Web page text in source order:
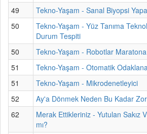
49
Tekno-Yaşam - Sanal Biyopsi
50
Tekno-Yaşam - Yüz Tanıma
Durum Tespiti
50
Tekno-Yaşam - Robotlar Maratona
51
Tekno-Yaşam - Otomatik
51
Tekno-Yaşam - Mikrodenetleyici
52
Ay'a Dönmek Neden Bu Kadar
62
Merak Ettikleriniz - Yutulan Sakız
mı?